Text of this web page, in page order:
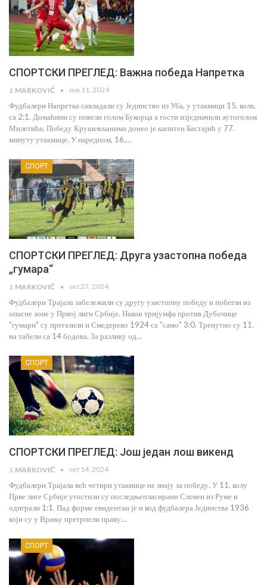
СПОРТСКИ ПРЕГЛЕД: Важна победа Напретка
J. MARKOVIĆ нов 11, 2024
Фудбалери Напретка савладали су Јединство из Уба, у утакмици 15. кола,
са 2:1. Домаћини су повели голом Букорца а гости изједначили аутоголом
Милетића. Победу Крушевљанима донео је капитен Бастајић у 77.
минуту утакмице. У наредном, 16.…
СПОРТ
СПОРТСКИ ПРЕГЛЕД: Друга узастопна победа
„гумара“
J. MARKOVIĆ окт 27, 2024
Фудбалери Трајала забележили су другу узастопну победу и побегли из
опасне зоне у Првој лиги Србије. Након тријумфа против Дубочице
"гумари" су прегазили и Смедерево 1924 са "само" 3:0. Тренутно су 11.
на табели са 14 бодова. За разлику од…
СПОРТ
СПОРТСКИ ПРЕГЛЕД: Још један лош викенд
J. MARKOVIĆ окт 14, 2024
Фудбалери Трајала већ четири утакмице не знају за победу. У 11. колу
Прве лиге Србије угостили су последњепласирани Словен из Руме и
одиграли 1:1. Пад форме евидентан је и код фудбалера Јединства 1936
који су у Врању претрпели праву…
СПОРТ